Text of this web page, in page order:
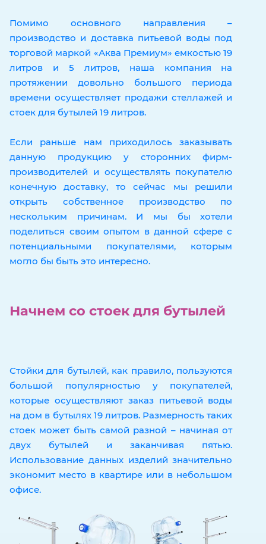
Помимо основного направления –
производство и доставка питьевой воды под
торговой маркой «Аква Премиум» емкостью 19
литров и 5 литров, наша компания на
протяжении довольно большого периода
времени осуществляет продажи стеллажей и
стоек для бутылей 19 литров.
Если раньше нам приходилось заказывать
данную продукцию у сторонних фирм-
производителей и осуществлять покупателю
конечную доставку, то сейчас мы решили
открыть собственное производство по
нескольким причинам. И мы бы хотели
поделиться своим опытом в данной сфере с
потенциальными покупателями, которым
могло бы быть это интересно.
Начнем со стоек для бутылей
Стойки для бутылей, как правило, пользуются
большой популярностью у покупателей,
которые осуществляют заказ питьевой воды
на дом в бутылях 19 литров. Размерность таких
стоек может быть самой разной – начиная от
двух бутылей и заканчивая пятью.
Использование данных изделий значительно
экономит место в квартире или в небольшом
офисе.